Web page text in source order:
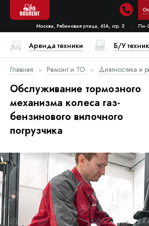
Москва, Рябиновая улица, 61А, стр. 3 Пн-
Аренда техники Б/У
Главная Ремонт и ТО Диагностика и
Обслуживание тормозного
механизма колеса газ-
бензинового вилочного
погрузчика